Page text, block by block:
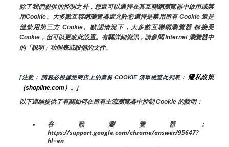
除了我們提供的控制之外，您還可以選擇在其互聯網瀏覽器中啟用或禁
用Cookie。大多數互聯網瀏覽器還允許您選擇是禁用所有 Cookie 還是
僅禁用第三方 Cookie。默認情況下，大多數互聯網瀏覽器 都接受
Cookie，但可以更改此設置。有關詳細資訊，請參閱 Internet 瀏覽器中
的「説明」功能表或設備的文件。
[注意： 請務必根據您商店上的當前 COOKIE 清單檢查此列表： 隱私政策
（shopline.com）。
]
以下連結提供了有關如何在所有主流瀏覽器中控制 Cookie 的說明：
谷歌瀏覽器：
https://support.google.com/chrome/answer/95647?
hl=en